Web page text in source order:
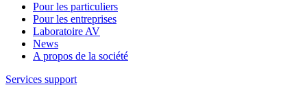
Pour les particuliers
Pour les entreprises
Laboratoire AV
News
A propos de la société
Services support